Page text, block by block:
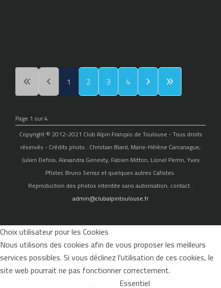
1 2 3 4
Page 1 sur 4
Copyright © 2012-2021 Club Alpin Français de Toulouse - Tous droits
réservés - Crédits photo : Christian Biard, Marie-Hélène Carcanague,
Julien Defois, Alexandra Genesty, Fabien Mitton, Lionel Perrin, Yves
Pfister, Bruno Serraz et quelques autres Cafistes.
Reproduction des photos interdite sans autorisation, contact :
admin@clubalpintoulouse.fr
Choix utilisateur pour les Cookies
Nous utilisons des cookies afin de vous proposer les meilleurs
services possibles. Si vous déclinez l'utilisation de ces cookies, le
site web pourrait ne pas fonctionner correctement.
Essentiel